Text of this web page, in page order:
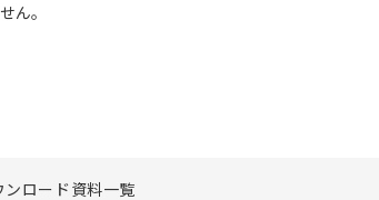
ん。
ンロード資料一覧